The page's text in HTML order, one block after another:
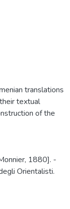
translations
textual
of the
1880]. -
Orientalisti.